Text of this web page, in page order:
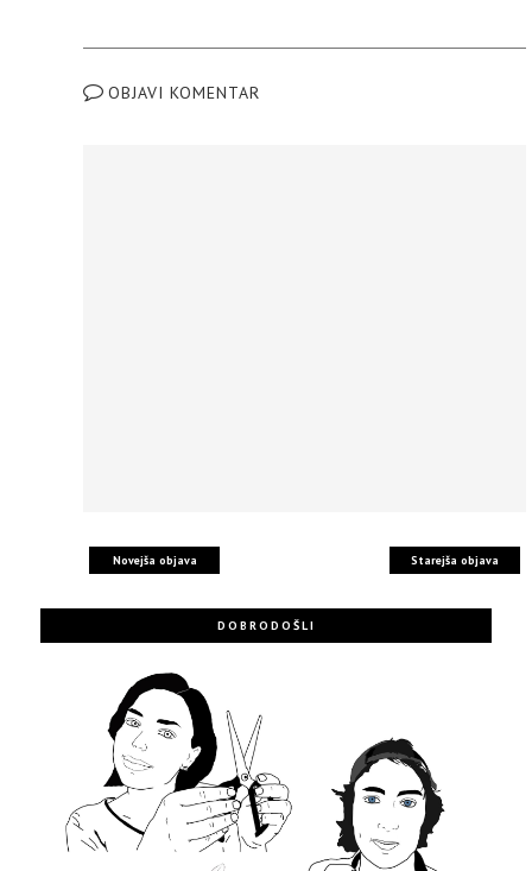
OBJAVI KOMENTAR
Novejša objava Starejša objava
DOBRODOŠLI